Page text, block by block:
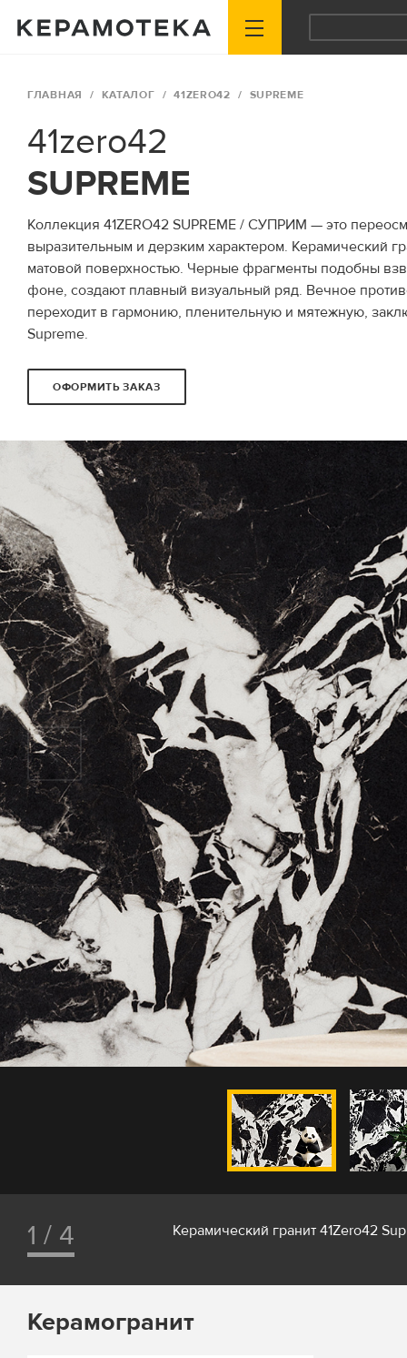
ГЛАВНАЯ КАТАЛОГ 41ZERO42 SUPREME
41zero42
SUPREME
Коллекция 41ZERO42 SUPREME / СУПРИМ — это
выразительным и дерзким характером. Керамический
матовой поверхностью. Черные фрагменты подобны
фоне, создают плавный визуальный ряд. Вечное
переходит в гармонию, пленительную и мятежную,
Supreme.
ОФОРМИТЬ ЗАКАЗ
1 / 4 Керамический гранит 41Zero42
Керамогранит